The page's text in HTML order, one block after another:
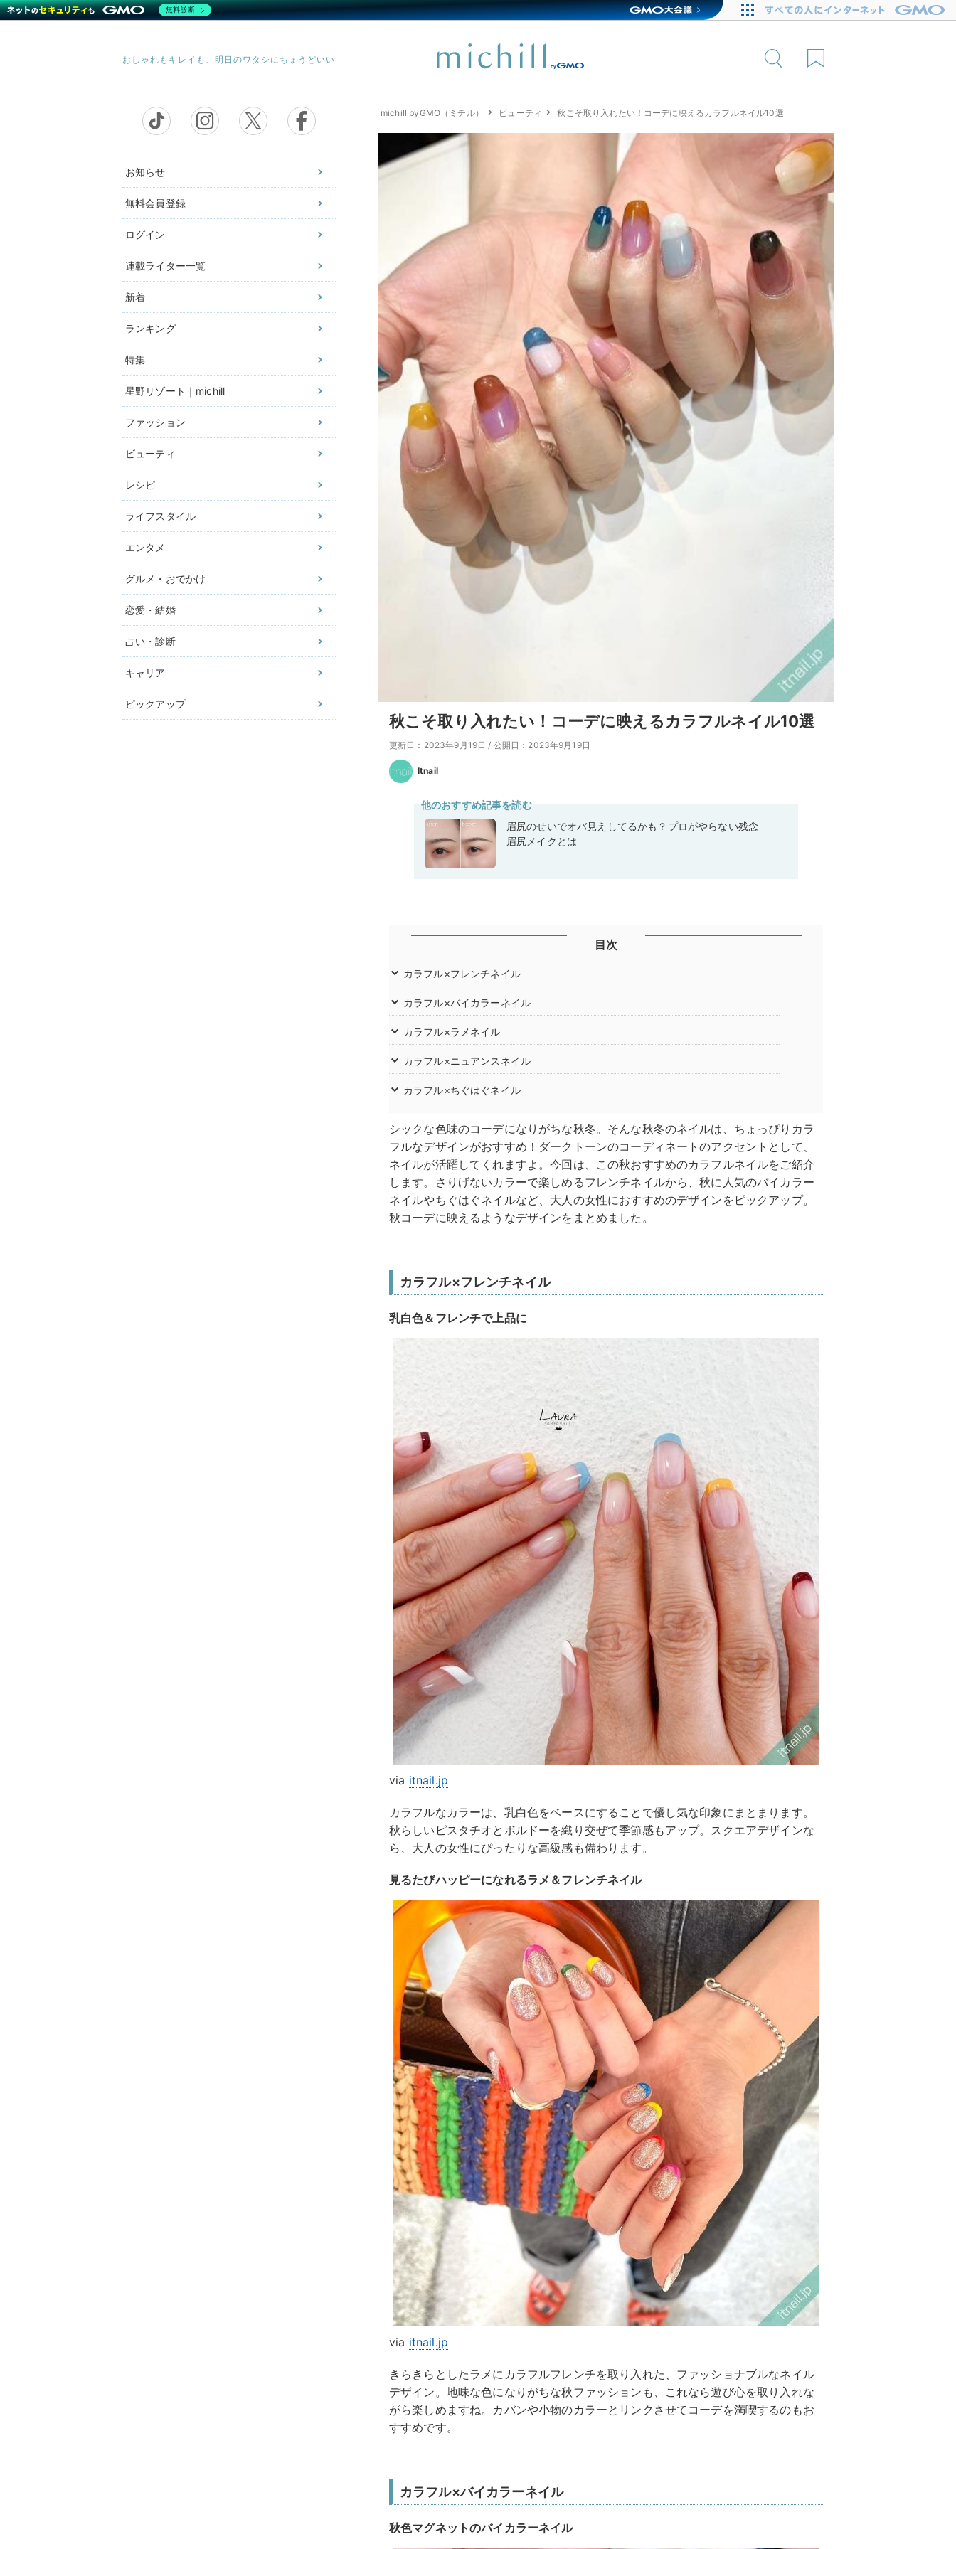
お知らせ
無料会員登録
ログイン
連載ライター一覧
新着
ランキング
特集
星野リゾート｜michill
ファッション
ビューティ
レシピ
ライフスタイル
エンタメ
グルメ・おでかけ
恋愛・結婚
占い・診断
キャリア
ピックアップ
michill byGMO（ミチル） ビューティ 秋こそ取り入れたい！コーデに映えるカラフルネイル10選
秋こそ取り入れたい！コーデに映えるカラフルネイル10選
更新日：2023年9月19日 / 公開日：2023年9月19日
Itnail
他のおすすめ記事を読む
眉尻のせいでオバ見えしてるかも？プロがやらない残念
眉尻メイクとは
目次
カラフル×フレンチネイル
カラフル×バイカラーネイル
カラフル×ラメネイル
カラフル×ニュアンスネイル
カラフル×ちぐはぐネイル
シックな色味のコーデになりがちな秋冬。そんな秋冬のネイルは、ちょっぴりカラ
フルなデザインがおすすめ！ダークトーンのコーディネートのアクセントとして、
ネイルが活躍してくれますよ。今回は、この秋おすすめのカラフルネイルをご紹介
します。さりげないカラーで楽しめるフレンチネイルから、秋に人気のバイカラー
ネイルやちぐはぐネイルなど、大人の女性におすすめのデザインをピックアップ。
秋コーデに映えるようなデザインをまとめました。
カラフル×フレンチネイル
乳白色＆フレンチで上品に
via itnail.jp
カラフルなカラーは、乳白色をベースにすることで優し気な印象にまとまります。
秋らしいピスタチオとボルドーを織り交ぜて季節感もアップ。スクエアデザインな
ら、大人の女性にぴったりな高級感も備わります。
見るたびハッピーになれるラメ＆フレンチネイル
via itnail.jp
きらきらとしたラメにカラフルフレンチを取り入れた、ファッショナブルなネイル
デザイン。地味な色になりがちな秋ファッションも、これなら遊び心を取り入れな
がら楽しめますね。カバンや小物のカラーとリンクさせてコーデを満喫するのもお
すすめです。
カラフル×バイカラーネイル
秋色マグネットのバイカラーネイル
無料診断